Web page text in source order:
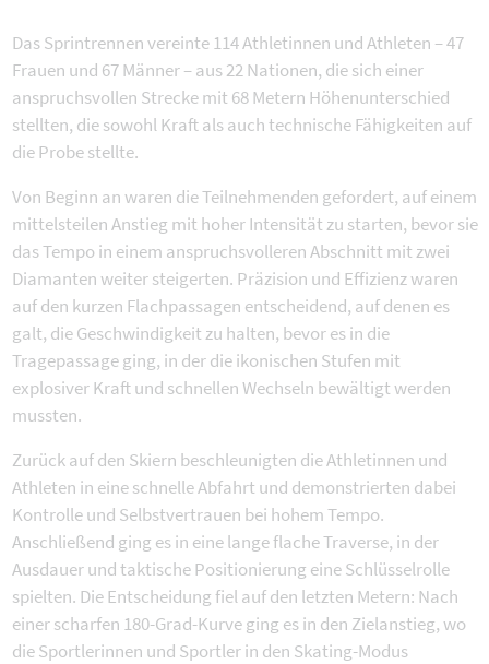
Das Sprintrennen vereinte 114 Athletinnen und Athleten – 47
Frauen und 67 Männer – aus 22 Nationen, die sich einer
anspruchsvollen Strecke mit 68 Metern Höhenunterschied
stellten, die sowohl Kraft als auch technische Fähigkeiten auf
die Probe stellte.
Von Beginn an waren die Teilnehmenden gefordert, auf einem
mittelsteilen Anstieg mit hoher Intensität zu starten, bevor sie
das Tempo in einem anspruchsvolleren Abschnitt mit zwei
Diamanten weiter steigerten. Präzision und Effizienz waren
auf den kurzen Flachpassagen entscheidend, auf denen es
galt, die Geschwindigkeit zu halten, bevor es in die
Tragepassage ging, in der die ikonischen Stufen mit
explosiver Kraft und schnellen Wechseln bewältigt werden
mussten.
Zurück auf den Skiern beschleunigten die Athletinnen und
Athleten in eine schnelle Abfahrt und demonstrierten dabei
Kontrolle und Selbstvertrauen bei hohem Tempo.
Anschließend ging es in eine lange flache Traverse, in der
Ausdauer und taktische Positionierung eine Schlüsselrolle
spielten. Die Entscheidung fiel auf den letzten Metern: Nach
einer scharfen 180-Grad-Kurve ging es in den Zielanstieg, wo
die Sportlerinnen und Sportler in den Skating-Modus